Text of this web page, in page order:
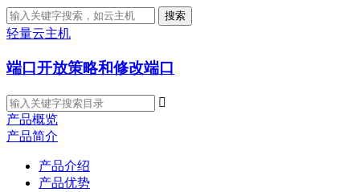
搜索
轻量云主机
端口开放策略和修改端口

产品概览
产品简介
产品介绍
产品优势